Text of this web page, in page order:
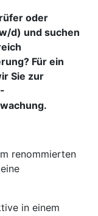
oder
d) und suchen
Für ein
Sie zur
renommierten
in einem